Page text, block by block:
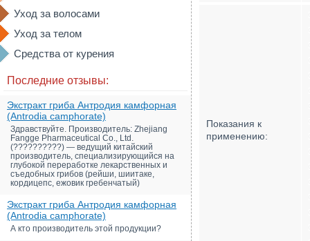
Уход за волосами
Уход за телом
Средства от курения
Последние отзывы:
Экстракт гриба Антродия камфорная
(Antrodia camphorate)
Здравствуйте. Производитель: Zhejiang
Fangge Pharmaceutical Co., Ltd.
(??????????) — ведущий китайский
производитель, специализирующийся на
глубокой переработке лекарственных и
съедобных грибов (рейши, шиитаке,
кордицепс, ежовик гребенчатый)
Экстракт гриба Антродия камфорная
(Antrodia camphorate)
А кто производитель этой продукции?
Показания к
применению: